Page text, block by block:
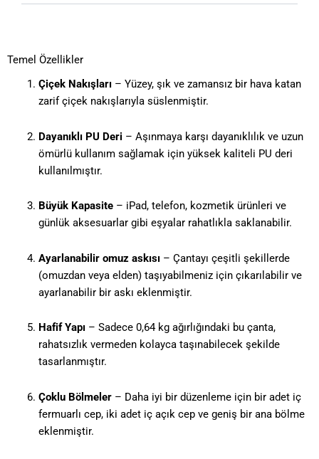
Temel Özellikler
Çiçek Nakışları– Yüzey, şık ve zamansız bir hava katan
zarif çiçek nakışlarıyla süslenmiştir.
Dayanıklı PU Deri – Aşınmaya karşı dayanıklılık ve uzun
ömürlü kullanım sağlamak için yüksek kaliteli PU deri
kullanılmıştır.
Büyük Kapasite– iPad, telefon, kozmetik ürünleri ve
günlük aksesuarlar gibi eşyalar rahatlıkla saklanabilir.
Ayarlanabilir omuz askısı– Çantayı çeşitli şekillerde
(omuzdan veya elden) taşıyabilmeniz için çıkarılabilir ve
ayarlanabilir bir askı eklenmiştir.
Hafif Yapı– Sadece 0,64 kg ağırlığındaki bu çanta,
rahatsızlık vermeden kolayca taşınabilecek şekilde
tasarlanmıştır.
Çoklu Bölmeler– Daha iyi bir düzenleme için bir adet iç
fermuarlı cep, iki adet iç açık cep ve geniş bir ana bölme
eklenmiştir.